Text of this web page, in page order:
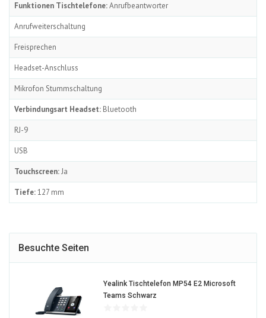
Funktionen Tischtelefone:Anrufbeantworter
Anrufweiterschaltung
Freisprechen
Headset-Anschluss
Mikrofon Stummschaltung
Verbindungsart Headset: Bluetooth
RJ-9
USB
Touchscreen:Ja
Tiefe:127 mm
Besuchte Seiten
Yealink Tischtelefon MP54 E2 Microsoft
Teams Schwarz